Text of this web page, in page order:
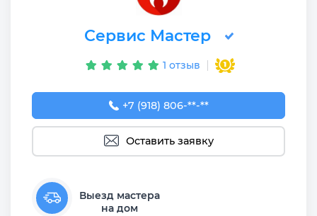
Сервис Мастер
1 отзыв
+7 (918) 806-31-30
+7 (918) 806-**-**
Оставить заявку
Выезд мастера
на дом